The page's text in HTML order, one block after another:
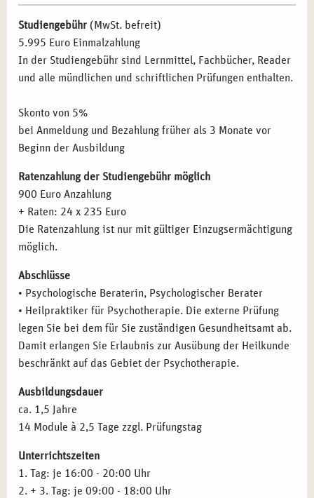
psychotherapeutische Ansätze in ihre Arbeit integrieren
wollen.
Pädagogische Fachkräfte:
Kompetenzen im Umgang mit psychischen Belastungen
vertiefen wollen.
gründen möchten.
Quereinsteiger:Interessierte, die eine neue berufliche
Perspektive im Gesundheitswesen suchen.
BERUFLICHE PERSPEKTIVEN NACH DER
AUSBILDUNG IN MÜNCHEN
Nach Abschluss Ihrer Ausbildung stehen Ihnen in München
zahlreiche berufliche Möglichkeiten offen. Nutzen Sie Ihre
Eigene Praxis: Aufbau einer selbstständigen Tätigkeit
mit flexiblen Arbeitszeiten.
Therapie- und Gesundheitszentren: Mitarbeit in
sozialen Einrichtungen und Rehabilitationszentren.
Coaching und Beratung: Durchführung von Seminaren
Weiterbildung und Spezialisierung:
Bereichen wie Verhaltenstherapie, Traumatherapie oder
Kinder- und Jugendtherapie.
Lehrtätigkeit:Weitergabe Ihres Wissens in der
Erwachsenenbildung oder als Dozent.
Therapierichtungen und Modelle
Psychoanalyse (Freud)
Analytische Psychologie (Jung)
Individualpsychologie (Adler)
Gesprächstherapie (Rogers)
Systemische Therapie
Gestalttherapie (Perls)
Transaktionsanalyse (Berne)
Körpertherapeutische Verfahren
Kreativtherapeutische Verfahren
Kinder- und Jugendtherapie
Psychopathologie: Psychische Störungen
Psychischer und psychopathologischer Befund
Organisch bedingte Störungen
Substanzinduzierte Störungen
Schizophrenien
Aﬀektive Störungen
Neurotische Störungen
Persönlichkeitsstörungen
Intelligenzminderung
Entwicklungsstörungen
Störungen in Kindheit und Jugend
Prüfungstraining für die amtsärztliche Überprüfung
Gesetzeskunde
Studiengebühr (MwSt. befreit)
5.995 Euro Einmalzahlung
In der Studiengebühr sind Lernmittel, Fachbücher, Reader
und alle mündlichen und schriftlichen Prüfungen enthalten.
Skonto von 5%
bei Anmeldung und Bezahlung früher als 3 Monate vor
Beginn der Ausbildung
Ratenzahlung der Studiengebühr möglich
900 Euro Anzahlung
+ Raten: 24 x 235 Euro
Die Ratenzahlung ist nur mit gültiger Einzugsermächtigung
möglich.
Abschlüsse
• Psychologische Beraterin, Psychologischer Berater
• Heilpraktiker für Psychotherapie. Die externe Prüfung
legen Sie bei dem für Sie zuständigen Gesundheitsamt ab.
Damit erlangen Sie Erlaubnis zur Ausübung der Heilkunde
beschränkt auf das Gebiet der Psychotherapie.
Ausbildungsdauer
ca. 1,5 Jahre
14 Module à 2,5 Tage zzgl. Prüfungstag
Unterrichtszeiten
1. Tag: je 16:00 - 20:00 Uhr
2. + 3. Tag: je 09:00 - 18:00 Uhr